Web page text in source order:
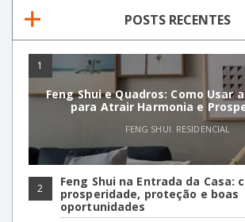
POSTS RECENTES
1
Feng Shui e Quadros: Como Usar
para Atrair Harmonia e
FENG SHUI, RESIDENCIAL
2
Feng Shui na Entrada da Casa:
prosperidade, proteção e boas
oportunidades